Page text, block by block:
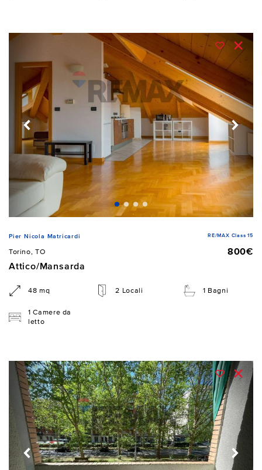
Pier Nicola Matricardi RE/MAX Class 15
Torino, TO
800€
Attico/Mansarda
48 mq 2 Locali 1 Bagni
1 Camere da
letto